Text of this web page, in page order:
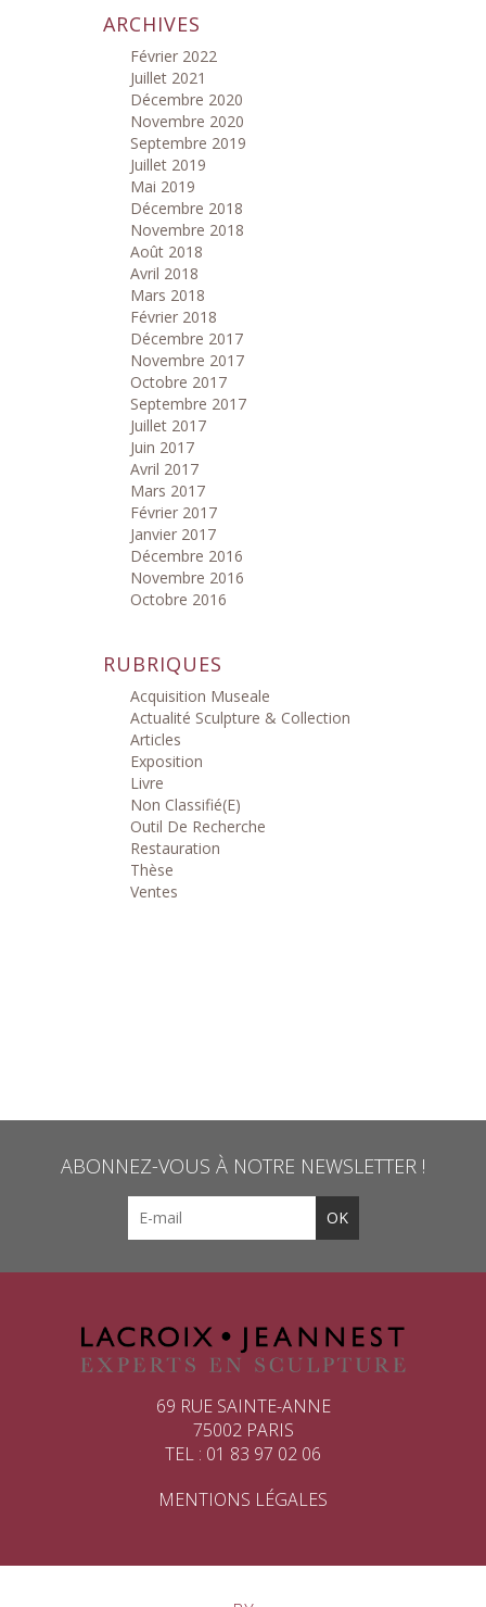
ARCHIVES
Février 2022
Juillet 2021
Décembre 2020
Novembre 2020
Septembre 2019
Juillet 2019
Mai 2019
Décembre 2018
Novembre 2018
Août 2018
Avril 2018
Mars 2018
Février 2018
Décembre 2017
Novembre 2017
Octobre 2017
Septembre 2017
Juillet 2017
Juin 2017
Avril 2017
Mars 2017
Février 2017
Janvier 2017
Décembre 2016
Novembre 2016
Octobre 2016
RUBRIQUES
Acquisition Museale
Actualité Sculpture & Collection
Articles
Exposition
Livre
Non Classifié(e)
Outil De Recherche
Restauration
Thèse
Ventes
ABONNEZ-VOUS À NOTRE NEWSLETTER !
69 RUE SAINTE-ANNE
75002 PARIS
TEL : 01 83 97 02 06
MENTIONS LÉGALES